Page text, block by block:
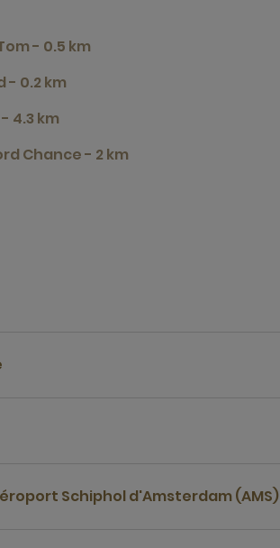
- 0.5 km
- 0.2 km
4.3 km
Chance - 2 km
Schiphol d'Amsterdam (AMS)